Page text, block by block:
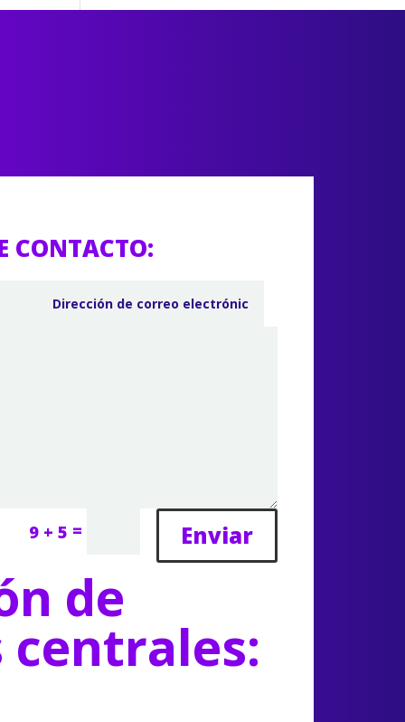
CONTACTO:
9 + 5 = Enviar
de